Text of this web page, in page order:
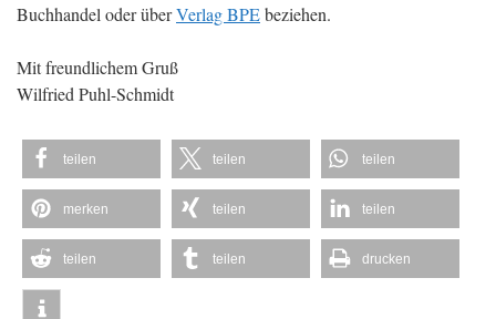
Buchhandel oder überVerlag BPEbeziehen.
Mit freundlichem Gruß
Wilfried Puhl-Schmidt
teilen teilen teilen
merken teilen teilen
teilen teilen drucken